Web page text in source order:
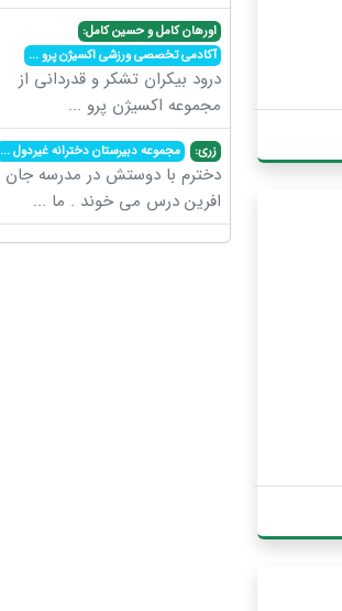
اورهان کامل و حسین کامل:
آکادمی تخصصی ورزشی اکسیژن پرو...
درود بیکران تشکر و قدردانی از
مجموعه اکسیژن پرو ...
زری: مجموعه دبیرستان دخترانه غیردول...
دخترم با دوستش در مدرسه جان
افرین درس می خوند . ما ...